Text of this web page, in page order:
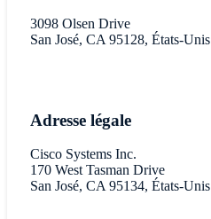
3098 Olsen Drive
San José, CA 95128, États-Unis
Adresse légale
Cisco Systems Inc.
170 West Tasman Drive
San José, CA 95134, États-Unis